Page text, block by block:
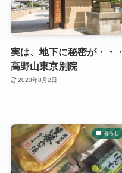
実は、地下に秘密が・・・
高野山東京別院
2023年8月2日
暮らし